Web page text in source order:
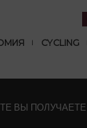
CYCLING
ВЫ ПОЛУЧАЕТЕ